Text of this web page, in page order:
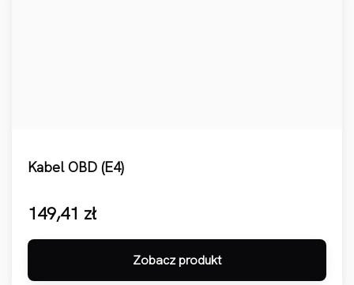
Kabel OBD (E4)
149,41 zł
Zobacz produkt